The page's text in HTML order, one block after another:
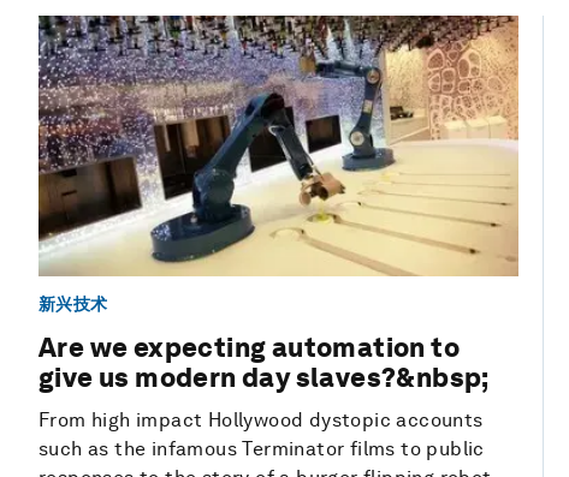
新兴技术
Are we expecting automation to
give us modern day slaves?&nbsp;
From high impact Hollywood dystopic accounts
such as the infamous Terminator films to public